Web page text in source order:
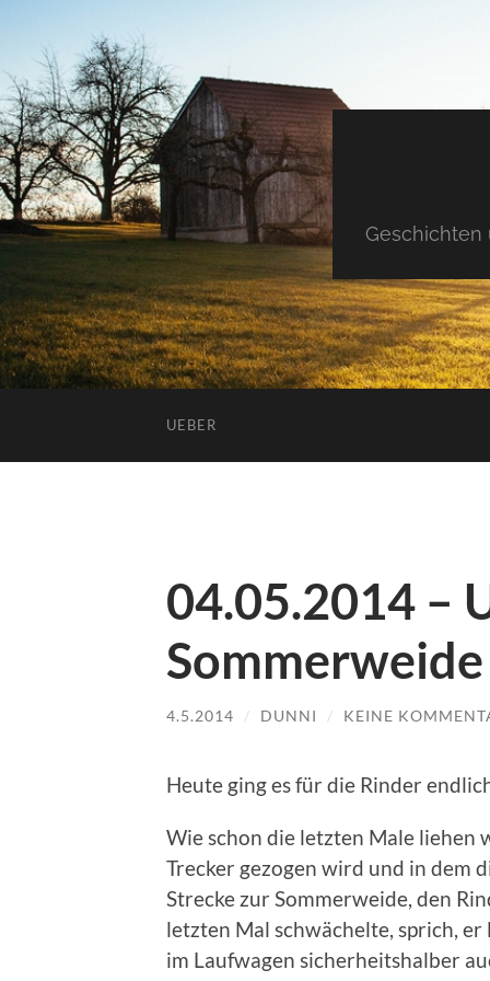
Geschichten
UEBER
04.05.2014 –
Sommerweide
4.5.2014 / DUNNI / KEINE
Heute ging es für die Rinder
Wie schon die letzten Male liehen
Trecker gezogen wird und in dem
Strecke zur Sommerweide, den
letzten Mal schwächelte, sprich,
im Laufwagen sicherheitshalber